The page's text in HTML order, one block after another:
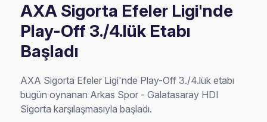
AXA Sigorta Efeler Ligi'nde
Play-Off 3./4.lük Etabı
Başladı
AXA Sigorta Efeler Ligi'nde Play-Off 3./4.lük etabı
bugün oynanan Arkas Spor - Galatasaray HDI
Sigorta karşılaşmasıyla başladı.